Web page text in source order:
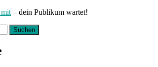
– dein Publikum wartet!